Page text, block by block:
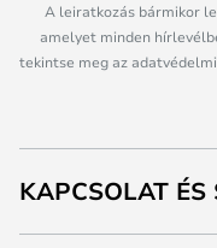
A leiratkozás bármikor
amelyet minden
tekintse meg az
KAPCSOLAT ÉS